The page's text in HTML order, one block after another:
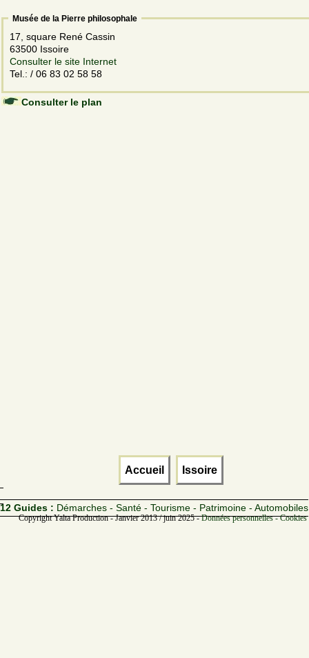
Musée de la Pierre philosophale
17, square René Cassin
63500 Issoire
Consulter le site Internet
Tel.: / 06 83 02 58 58
Consulter le plan
Accueil Issoire
12 Guides : Démarches - Santé - Tourisme - Patrimoine - Automobiles
Copyright Yalta Production - Janvier 2013 / juin 2025 -Données personnelles -